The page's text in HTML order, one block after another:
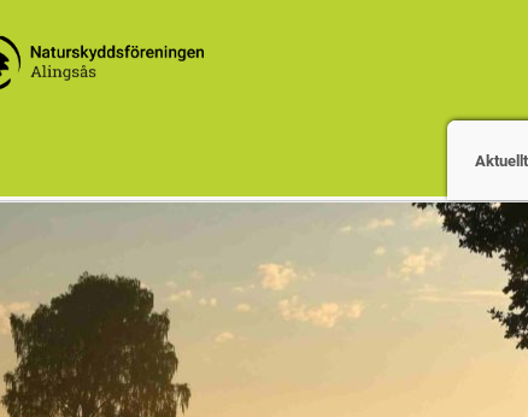
Aktuellt